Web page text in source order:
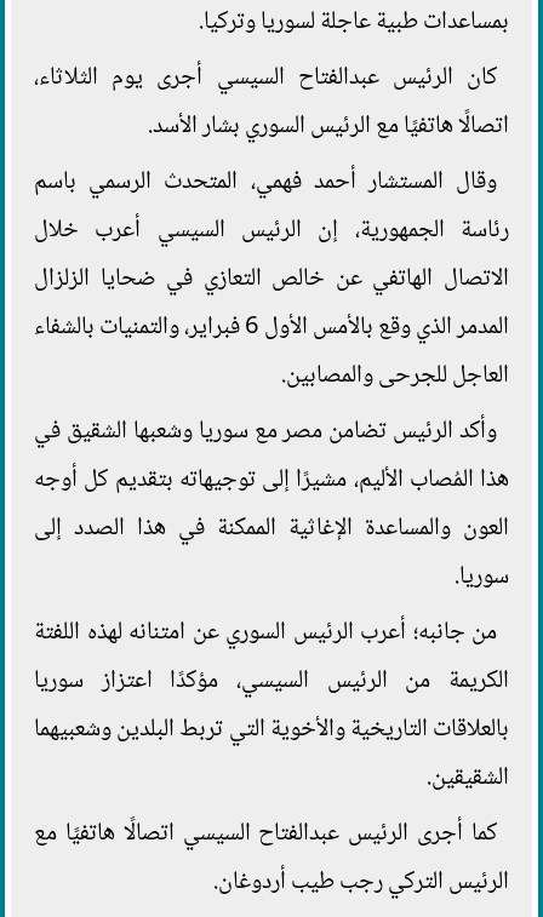
بمساعدات طبية عاجلة لسوريا وتركيا.
كان الرئيس عبدالفتاح السيسي أجرى يوم الثلاثاء،
اتصالًا هاتفيًا مع الرئيس السوري بشار الأسد.
وقال المستشار أحمد فهمي، المتحدث الرسمي باسم
رئاسة الجمهورية، إن الرئيس السيسي أعرب خلال
الاتصال الهاتفي عن خالص التعازي في ضحايا الزلزال
المدمر الذي وقع بالأمس الأول 6 فبراير، والتمنيات بالشفاء
العاجل للجرحى والمصابين.
وأكد الرئيس تضامن مصر مع سوريا وشعبها الشقيق في
هذا المُصاب الأليم، مشيرًا إلى توجيهاته بتقديم كل أوجه
العون والمساعدة الإغاثية الممكنة في هذا الصدد إلى
سوريا.
من جانبه؛ أعرب الرئيس السوري عن امتنانه لهذه اللفتة
الكريمة من الرئيس السيسي، مؤكدًا اعتزاز سوريا
بالعلاقات التاريخية والأخوية التي تربط البلدين وشعبيهما
الشقيقين.
كما أجرى الرئيس عبدالفتاح السيسي اتصالًا هاتفيًا مع
الرئيس التركي رجب طيب أردوغان.